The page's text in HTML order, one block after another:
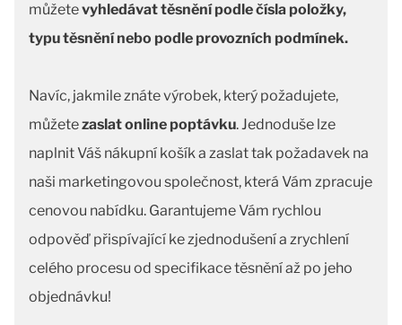
můžetevyhledávat těsnění podle čísla položky,
typu těsnění nebo podle provozních podmínek.
Navíc, jakmile znáte výrobek, který požadujete,
můžetezaslat online poptávku. Jednoduše lze
naplnit Váš nákupní košík a zaslat tak požadavek na
naši marketingovou společnost, která Vám zpracuje
cenovou nabídku. Garantujeme Vám rychlou
odpověď přispívající ke zjednodušení a zrychlení
celého procesu od specifikace těsnění až po jeho
objednávku!